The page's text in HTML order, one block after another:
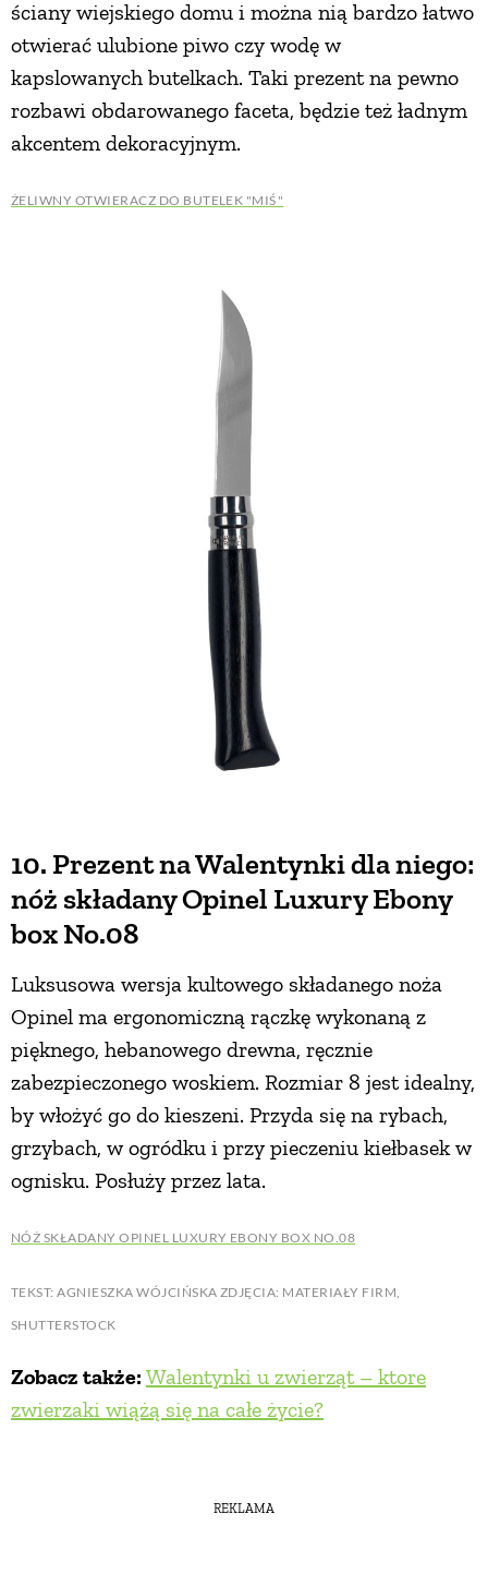
ściany wiejskiego domu i można nią bardzo łatwo
otwierać ulubione piwo czy wodę w
kapslowanych butelkach. Taki prezent na pewno
rozbawi obdarowanego faceta, będzie też ładnym
akcentem dekoracyjnym.
ŻELIWNY OTWIERACZ DO BUTELEK "MIŚ"
10. Prezent na Walentynki dla niego:
nóż składany Opinel Luxury Ebony
box No.08
Luksusowa wersja kultowego składanego noża
Opinel ma ergonomiczną rączkę wykonaną z
pięknego, hebanowego drewna, ręcznie
zabezpieczonego woskiem. Rozmiar 8 jest idealny,
by włożyć go do kieszeni. Przyda się na rybach,
grzybach, w ogródku i przy pieczeniu kiełbasek w
ognisku. Posłuży przez lata.
NÓŻ SKŁADANY OPINEL LUXURY EBONY BOX NO.08
TEKST: AGNIESZKA WÓJCIŃSKA ZDJĘCIA: MATERIAŁY FIRM,
SHUTTERSTOCK
Zobacz także: Walentynki u zwierząt – ktore
zwierzaki wiążą się na całe życie?
REKLAMA